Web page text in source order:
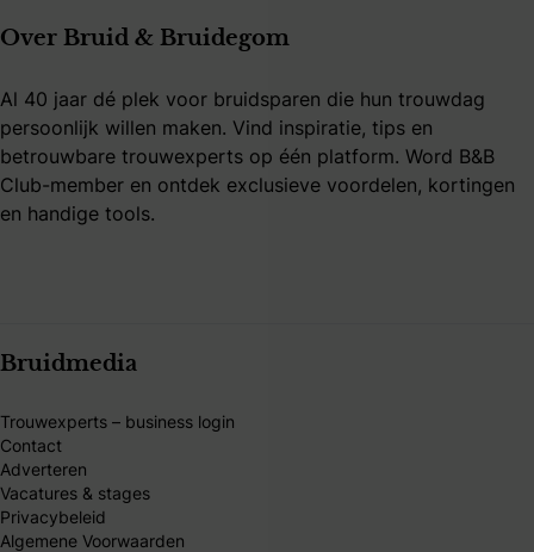
Over Bruid & Bruidegom
Al 40 jaar dé plek voor bruidsparen die hun trouwdag
persoonlijk willen maken. Vind inspiratie, tips en
betrouwbare trouwexperts op één platform. Word B&B
Club-member en ontdek exclusieve voordelen, kortingen
en handige tools.
Bruidmedia
Trouwexperts – business login
Contact
Adverteren
Vacatures & stages
Privacybeleid
Algemene Voorwaarden